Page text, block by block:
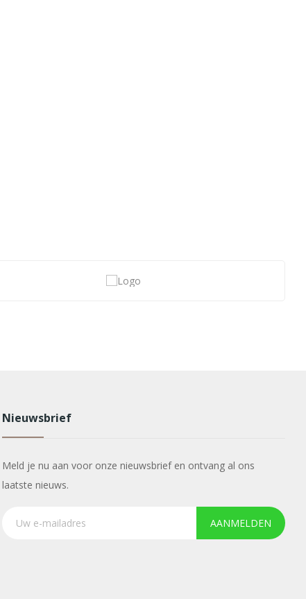
Nieuwsbrief
Meld je nu aan voor onze nieuwsbrief en ontvang al ons
laatste nieuws.
AANMELDEN